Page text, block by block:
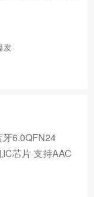
发
6.0QFN24
芯片 支持AAC